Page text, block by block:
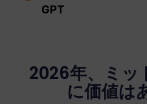
GPT
2026年、ミッ
に価値は